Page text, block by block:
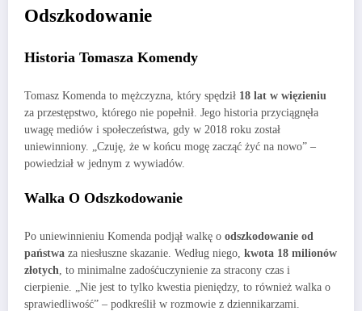
Odszkodowanie
Historia Tomasza Komendy
Tomasz Komenda to mężczyzna, który spędził 18 lat w więzieniu
za przestępstwo, którego nie popełnił. Jego historia przyciągnęła
uwagę mediów i społeczeństwa, gdy w 2018 roku został
uniewinniony. „Czuję, że w końcu mogę zacząć żyć na nowo” –
powiedział w jednym z wywiadów.
Walka O Odszkodowanie
Po uniewinnieniu Komenda podjął walkę o odszkodowanie od
państwa za niesłuszne skazanie. Według niego, kwota 18 milionów
złotych , to minimalne zadośćuczynienie za stracony czas i
cierpienie. „Nie jest to tylko kwestia pieniędzy, to również walka o
sprawiedliwość” – podkreślił w rozmowie z dziennikarzami.